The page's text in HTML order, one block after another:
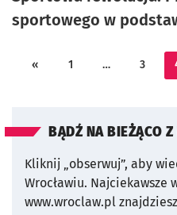
sportowego w
« 1 … 3
BĄDŹ NA BIEŻĄCO
Kliknij „obserwuj”, aby
Wrocławiu. Najciekawsze
www.wroclaw.pl